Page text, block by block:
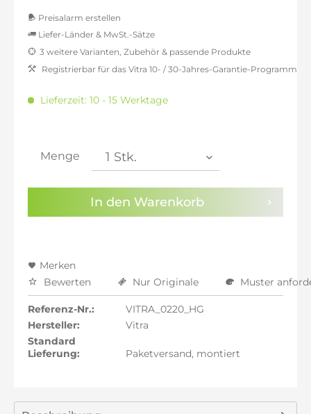
Preisalarm erstellen
Sie haben dieDatenschutzbestimmungen
Kenntnis genommen.
Liefer-Länder & MwSt.-Sätze
inkl. 16% MwSt.: 316,81 €
inkl. 21% MwSt.: 330,46 €
3 weitere Varianten, Zubehör & passende Produkte
Registrierbar für das Vitra 10- / 30-Jahres-Garantie-Programm
Lieferzeit: 10 - 15 Werktage
Menge
In den Warenkorb
Merken
Bewerten
Nur Originale Muster
Referenz-Nr.:
VITRA_0220_HG
Hersteller:
Vitra
Standard
Lieferung:
Paketversand, montiert